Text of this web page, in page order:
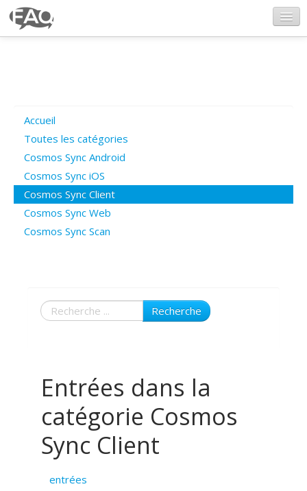
Poser une question
Questions ouvertes
Connexion
Accueil
Toutes les catégories
Cosmos Sync Android
Cosmos Sync iOS
Cosmos Sync Client
Cosmos Sync Web
Cosmos Sync Scan
Recherche
Entrées dans la
catégorie Cosmos
Sync Client
entrées